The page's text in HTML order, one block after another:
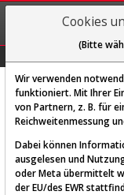
Cookies
(Bitte
Wir verwenden
funktioniert. Mit Ihrer
von Partnern, z. B. für
Reichweitenmessung
Dabei können
ausgelesen und
oder Meta übermittelt
der EU/des EWR